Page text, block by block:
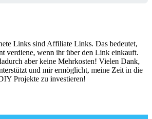
Links sind Affiliate Links. Das bedeutet,
verdiene, wenn ihr über den Link einkauft.
aber keine Mehrkosten! Vielen Dank,
und mir ermöglicht, meine Zeit in die
Projekte zu investieren!